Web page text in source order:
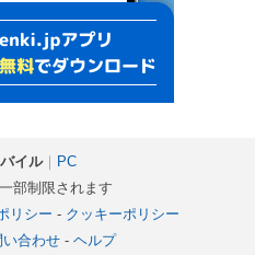
イル｜ PC
部制限されます
リシー - クッキーポリシー
い合わせ- ヘルプ